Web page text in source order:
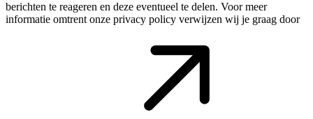
berichten te reageren en deze eventueel te delen. Voor meer
informatie omtrent onze privacy policy verwijzen wij je graag door